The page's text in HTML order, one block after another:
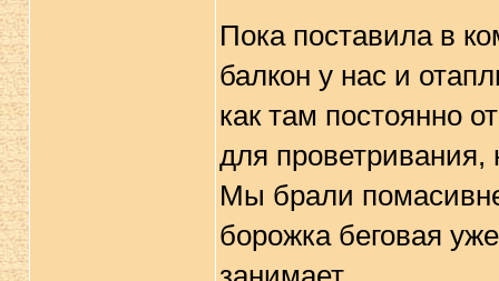
Пока поставила в
балкон у нас и
как там постоянно
для
Мы брали
борожка беговая